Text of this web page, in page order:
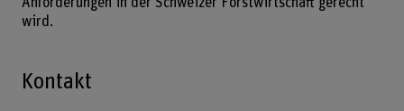
wird.
Kontakt